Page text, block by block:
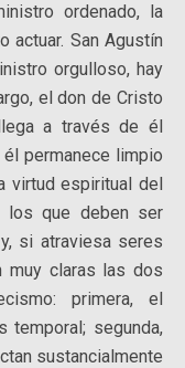
ordenado, la
actuar. San Agustín
orgulloso, hay
el don de Cristo
a través de él
permanece limpio
virtud espiritual del
los que deben ser
si atraviesa seres
muy claras las dos
primera, el
temporal; segunda,
sustancialmente